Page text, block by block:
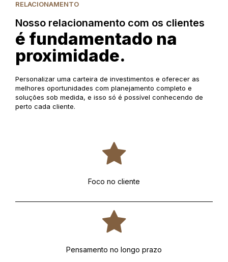
RELACIONAMENTO
Nosso relacionamento com os clientes
é fundamentado na
proximidade.
Personalizar uma carteira de investimentos e oferecer as
melhores oportunidades com planejamento completo e
soluções sob medida, e isso só é possível conhecendo de
perto cada cliente.
Foco no cliente
Pensamento no longo prazo